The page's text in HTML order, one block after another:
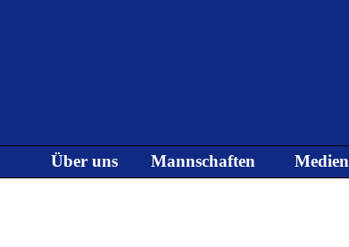
Menü überspringen
▼
Über uns ▼
Mannschaften ▼
Medien